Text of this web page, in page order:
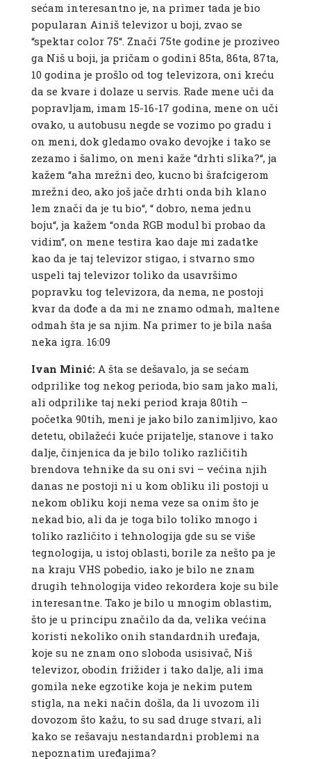
sećam interesantno je, na primer tada je bio
popularan Ainiš televizor u boji, zvao se
“spektar color 75“. Znači 75te godine je proziveo
ga Niš u boji, ja pričam o godini 85ta, 86ta, 87ta,
10 godina je prošlo od tog televizora, oni kreću
da se kvare i dolaze u servis. Rade mene uči da
popravljam, imam 15-16-17 godina, mene on uči
ovako, u autobusu negde se vozimo po gradu i
on meni, dok gledamo ovako devojke i tako se
zezamo i šalimo, on meni kaže “drhti slika?“, ja
kažem “aha mrežni deo, kucno bi šrafcigerom
mrežni deo, ako još jače drhti onda bih klano
lem znači da je tu bio“, “ dobro, nema jednu
boju“, ja kažem “onda RGB modul bi probao da
vidim“, on mene testira kao daje mi zadatke
kao da je taj televizor stigao, i stvarno smo
uspeli taj televizor toliko da usavršimo
popravku tog televizora, da nema, ne postoji
kvar da dođe a da mi ne znamo odmah, maltene
odmah šta je sa njim. Na primer to je bila naša
neka igra. 16:09
Ivan Minić:A šta se dešavalo, ja se sećam
odprilike tog nekog perioda, bio sam jako mali,
ali odprilike taj neki period kraja 80tih –
početka 90tih, meni je jako bilo zanimljivo, kao
detetu, obilažeći kuće prijatelje, stanove i tako
dalje, činjenica da je bilo toliko različitih
brendova tehnike da su oni svi – većina njih
danas ne postoji ni u kom obliku ili postoji u
nekom obliku koji nema veze sa onim što je
nekad bio, ali da je toga bilo toliko mnogo i
toliko različito i tehnologija gde su se više
tegnologija, u istoj oblasti, borile za nešto pa je
na kraju VHS pobedio, iako je bilo ne znam
drugih tehnologija video rekordera koje su bile
interesantne. Tako je bilo u mnogim oblastim,
što je u principu značilo da da, velika većina
koristi nekoliko onih standardnih uređaja,
koje su ne znam ono sloboda usisivač, Niš
televizor, obodin frižider i tako dalje, ali ima
gomila neke egzotike koja je nekim putem
stigla, na neki način došla, da li uvozom ili
dovozom što kažu, to su sad druge stvari, ali
kako se rešavaju nestandardni problemi na
nepoznatim uređajima?